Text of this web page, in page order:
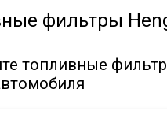
фильтры
топливные